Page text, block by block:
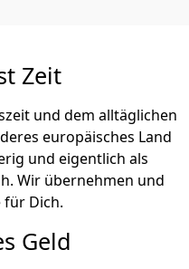
Zeit
und dem alltäglichen
europäisches Land
und eigentlich als
Wir übernehmen und
für Dich.
Geld